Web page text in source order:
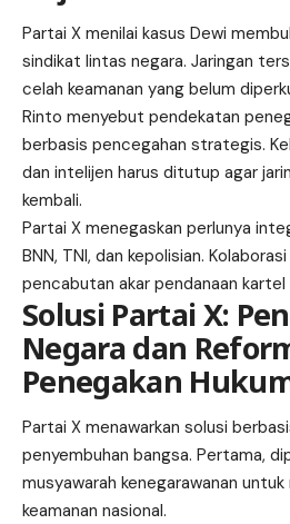
Partai X menilai kasus Dewi
sindikat lintas negara. Jaringan
celah keamanan yang belum
Rinto menyebut pendekatan
berbasis pencegahan strategis.
dan intelijen harus ditutup agar
kembali.
Partai X menegaskan perlunya
BNN, TNI, dan kepolisian.
pencabutan akar pendanaan kartel
Solusi Partai X:
Negara dan
Penegakan
Partai X menawarkan solusi
penyembuhan bangsa. Pertama,
musyawarah kenegarawanan
keamanan nasional.